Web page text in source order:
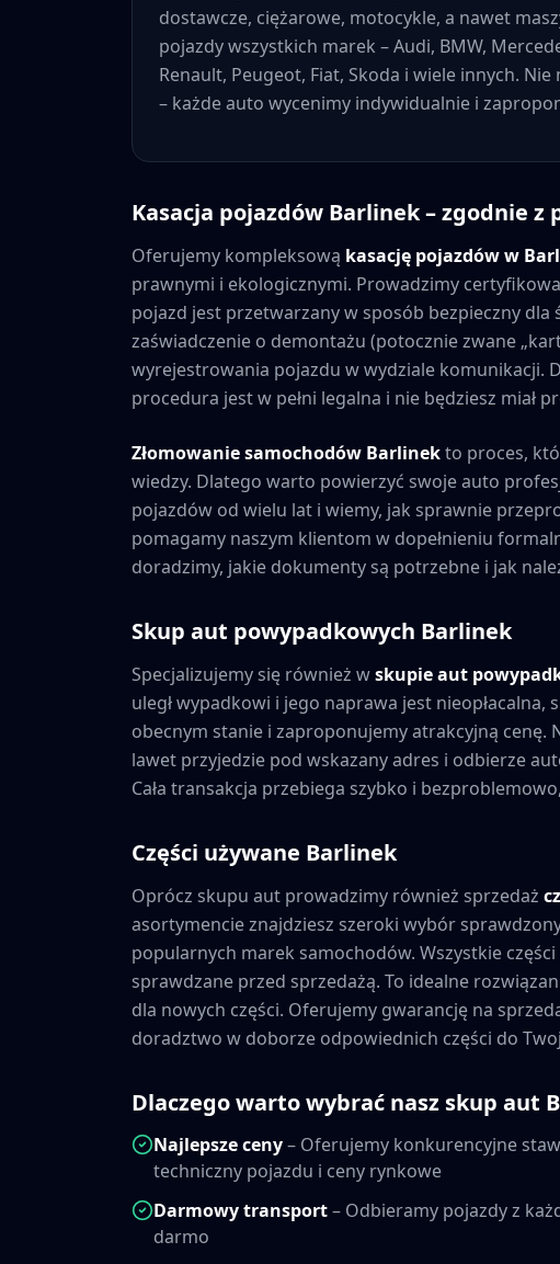
dostawcze, ciężarowe, motocykle, a nawet
pojazdy wszystkich marek – Audi, BMW,
Renault, Peugeot, Fiat, Skoda i wiele innych.
– każde auto wycenimy indywidualnie i
Kasacja pojazdów Barlinek– zgodnie z
Oferujemy kompleksową kasację pojazdów w
prawnymi i ekologicznymi. Prowadzimy
pojazd jest przetwarzany w sposób bezpieczny
zaświadczenie o demontażu (potocznie zwane
wyrejestrowania pojazdu w wydziale komunikacji.
procedura jest w pełni legalna i nie będziesz miał
Złomowanie samochodów Barlinekto proces,
wiedzy. Dlatego warto powierzyć swoje auto
pojazdów od wielu lat i wiemy, jak sprawnie
pomagamy naszym klientom w dopełnieniu
doradzimy, jakie dokumenty są potrzebne i jak
Skup aut powypadkowych Barlinek
Specjalizujemy się również wskupie aut
uległ wypadkowi i jego naprawa jest
obecnym stanie i zaproponujemy atrakcyjną cenę.
lawet przyjedzie pod wskazany adres i odbierze
Cała transakcja przebiega szybko i
Części używane Barlinek
Oprócz skupu aut prowadzimy również sprzedaż
asortymencie znajdziesz szeroki wybór
popularnych marek samochodów. Wszystkie
sprawdzane przed sprzedażą. To idealne
dla nowych części. Oferujemy gwarancję na
doradztwo w doborze odpowiednich części do
Dlaczego warto wybrać nasz skup aut
Najlepsze ceny– Oferujemy konkurencyjne
techniczny pojazdu i ceny rynkowe
Darmowy transport– Odbieramy pojazdy z
darmo